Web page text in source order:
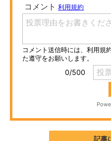
注目記事を集めた総合ページ
ITの今と未来を見通す
スマホと通信の最新トレンド
進化するPCとデバイスの未来
AI活用のいまが分かる
記事